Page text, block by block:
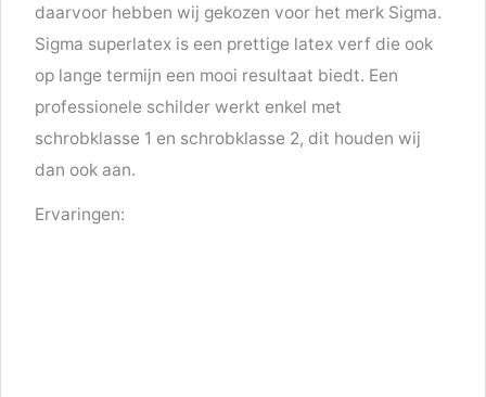
daarvoor hebben wij gekozen voor het merk Sigma.
Sigma superlatex is een prettige latex verf die ook
op lange termijn een mooi resultaat biedt. Een
professionele schilder werkt enkel met
schrobklasse 1 en schrobklasse 2, dit houden wij
dan ook aan.
Ervaringen: